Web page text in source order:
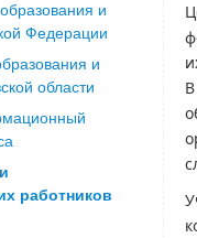
и
Федерации
и
области
работников